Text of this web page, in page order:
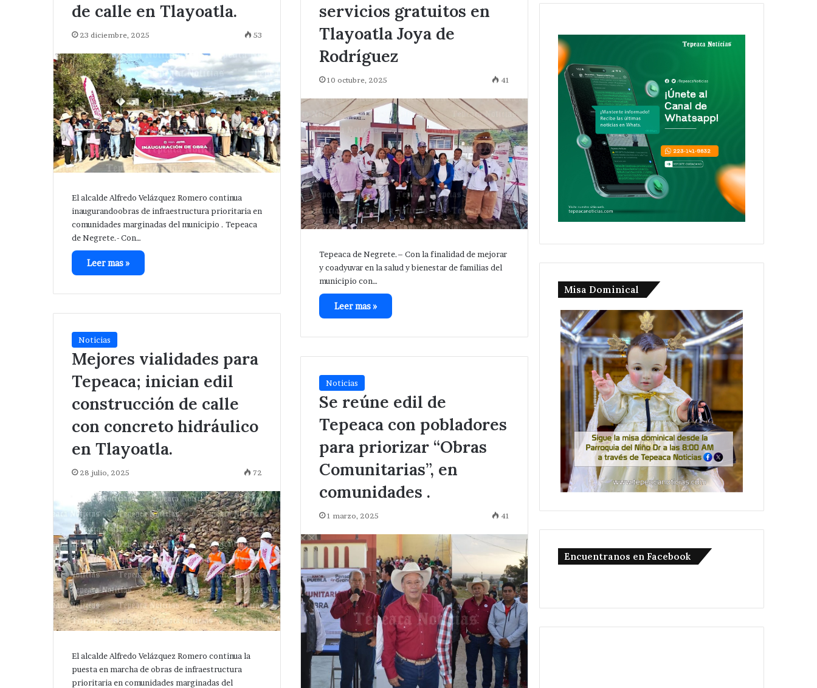
de calle en Tlayoatla.
23 diciembre, 2025 53
El alcalde Alfredo Velázquez Romero continua
inaugurandoobras de infraestructura prioritaria en
comunidades marginadas del municipio . Tepeaca
de Negrete.- Con…
Leer mas »
servicios gratuitos en
Tlayoatla Joya de
Rodríguez
10 octubre, 2025 41
Tepeaca de Negrete.– Con la finalidad de mejorar
y coadyuvar en la salud y bienestar de familias del
municipio con…
Leer mas »
Noticias
Mejores vialidades para
Tepeaca; inician edil
construcción de calle
con concreto hidráulico
en Tlayoatla.
28 julio, 2025 72
El alcalde Alfredo Velázquez Romero continua la
puesta en marcha de obras de infraestructura
prioritaria en comunidades marginadas del
Noticias
Se reúne edil de
Tepeaca con pobladores
para priorizar “Obras
Comunitarias”, en
comunidades .
1 marzo, 2025 41
Misa Dominical
Encuentranos en Facebook